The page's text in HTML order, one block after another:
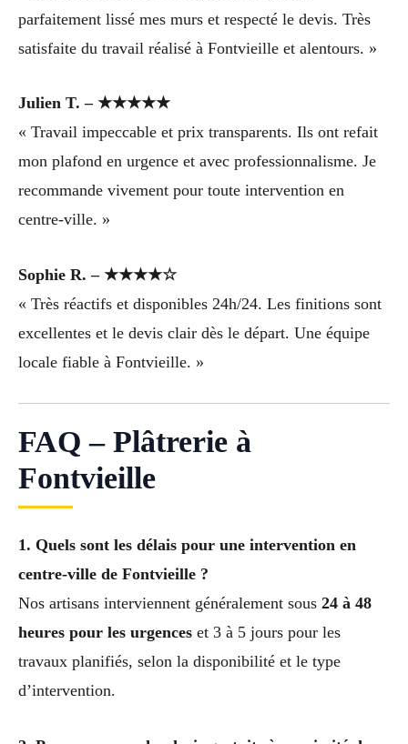
parfaitement lissé mes murs et respecté le devis. Très
satisfaite du travail réalisé à Fontvieille et alentours. »
Julien T. – ★★★★★
« Travail impeccable et prix transparents. Ils ont refait
mon plafond en urgence et avec professionnalisme. Je
recommande vivement pour toute intervention en
centre-ville. »
Sophie R. – ★★★★☆
« Très réactifs et disponibles 24h/24. Les finitions sont
excellentes et le devis clair dès le départ. Une équipe
locale fiable à Fontvieille. »
FAQ – Plâtrerie à
Fontvieille
1. Quels sont les délais pour une intervention en
centre-ville de Fontvieille ?
Nos artisans interviennent généralement sous 24 à 48
heures pour les urgences et 3 à 5 jours pour les
travaux planifiés, selon la disponibilité et le type
d’intervention.